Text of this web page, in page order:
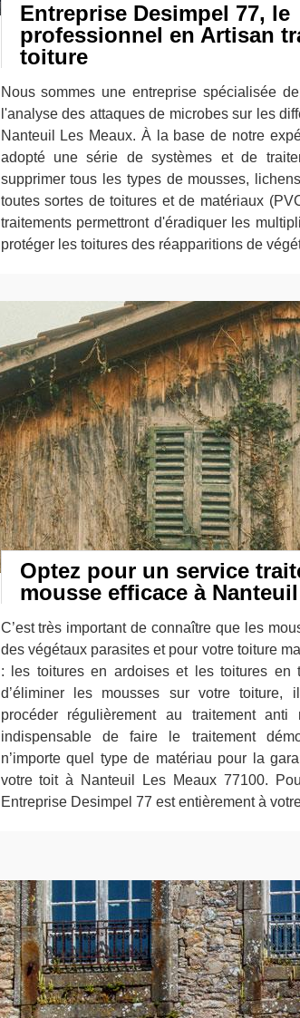
Entreprise Desimpel 77, le
professionnel en Artisan
toiture
Nous sommes une entreprise spécialisée
l'analyse des attaques de microbes sur les
Nanteuil Les Meaux. À la base de notre
adopté une série de systèmes et de
supprimer tous les types de mousses,
toutes sortes de toitures et de matériaux
traitements permettront d'éradiquer les
protéger les toitures des réapparitions de
Optez pour un service
mousse efficace à
C’est très important de connaître que les
des végétaux parasites et pour votre toiture
: les toitures en ardoises et les toitures en
d’éliminer les mousses sur votre toiture,
procéder régulièrement au traitement
indispensable de faire le traitement
n’importe quel type de matériau pour la
votre toit à Nanteuil Les Meaux 77100.
Entreprise Desimpel 77 est entièrement à